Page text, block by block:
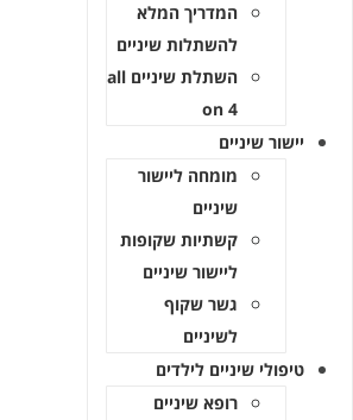
המדריך המלא
להשתלות שיניים
השתלת שיניים all
שיניים
מומחה ליישור
קשתיות שקופות
ליישור שיניים
גשר שקוף
שיניים לילדים
רופא שיניים